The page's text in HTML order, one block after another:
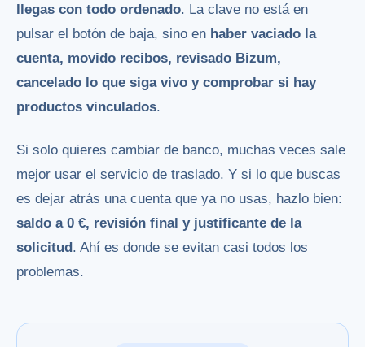
llegas con todo ordenado. La clave no está en
pulsar el botón de baja, sino en haber vaciado la
cuenta, movido recibos, revisado Bizum,
cancelado lo que siga vivo y comprobar si hay
productos vinculados.
Si solo quieres cambiar de banco, muchas veces sale
mejor usar el servicio de traslado. Y si lo que buscas
es dejar atrás una cuenta que ya no usas, hazlo bien:
saldo a 0 €, revisión final y justificante de la
solicitud. Ahí es donde se evitan casi todos los
problemas.